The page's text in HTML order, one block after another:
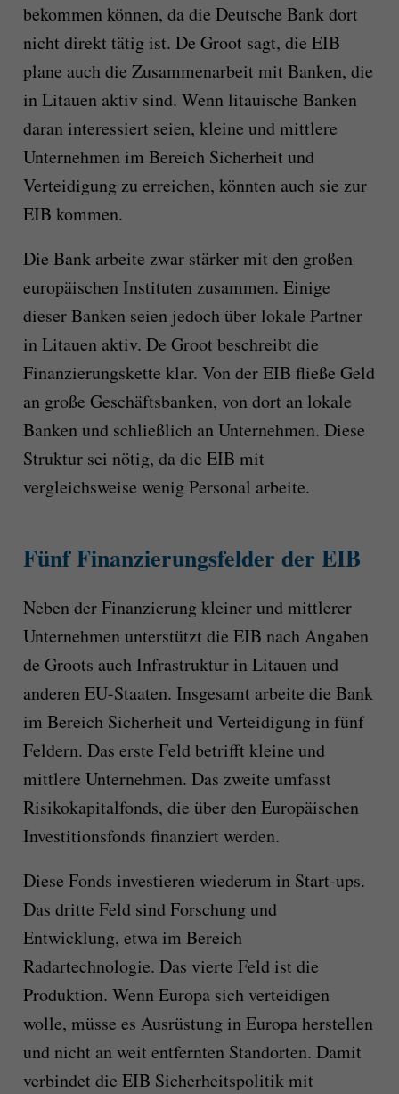
bekommen können, da die Deutsche Bank dort
nicht direkt tätig ist. De Groot sagt, die EIB
plane auch die Zusammenarbeit mit Banken, die
in Litauen aktiv sind. Wenn litauische Banken
daran interessiert seien, kleine und mittlere
Unternehmen im Bereich Sicherheit und
Verteidigung zu erreichen, könnten auch sie zur
EIB kommen.
Die Bank arbeite zwar stärker mit den großen
europäischen Instituten zusammen. Einige
dieser Banken seien jedoch über lokale Partner
in Litauen aktiv. De Groot beschreibt die
Finanzierungskette klar. Von der EIB fließe Geld
an große Geschäftsbanken, von dort an lokale
Banken und schließlich an Unternehmen. Diese
Struktur sei nötig, da die EIB mit
vergleichsweise wenig Personal arbeite.
Fünf Finanzierungsfelder der EIB
Neben der Finanzierung kleiner und mittlerer
Unternehmen unterstützt die EIB nach Angaben
de Groots auch Infrastruktur in Litauen und
anderen EU-Staaten. Insgesamt arbeite die Bank
im Bereich Sicherheit und Verteidigung in fünf
Feldern. Das erste Feld betrifft kleine und
mittlere Unternehmen. Das zweite umfasst
Risikokapitalfonds, die über den Europäischen
Investitionsfonds finanziert werden.
Diese Fonds investieren wiederum in Start-ups.
Das dritte Feld sind Forschung und
Entwicklung, etwa im Bereich
Radartechnologie. Das vierte Feld ist die
Produktion. Wenn Europa sich verteidigen
wolle, müsse es Ausrüstung in Europa herstellen
und nicht an weit entfernten Standorten. Damit
verbindet die EIB Sicherheitspolitik mit